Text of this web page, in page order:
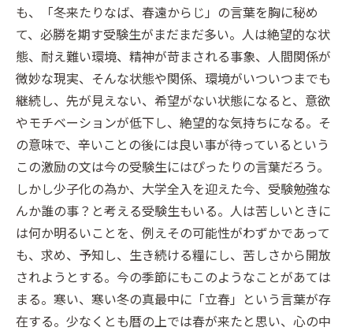
も、「冬来たりなば、春遠からじ」の言葉を胸に秘め
て、必勝を期す受験生がまだまだ多い。人は絶望的な状
態、耐え難い環境、精神が苛まされる事象、人間関係が
微妙な現実、そんな状態や関係、環境がいついつまでも
継続し、先が見えない、希望がない状態になると、意欲
やモチベーションが低下し、絶望的な気持ちになる。そ
の意味で、辛いことの後には良い事が待っているという
この激励の文は今の受験生にはぴったりの言葉だろう。
しかし少子化の為か、大学全入を迎えた今、受験勉強な
んか誰の事？と考える受験生もいる。人は苦しいときに
は何か明るいことを、例えその可能性がわずかであって
も、求め、予知し、生き続ける糧にし、苦しさから開放
されようとする。今の季節にもこのようなことがあては
まる。寒い、寒い冬の真最中に「立春」という言葉が存
在する。少なくとも暦の上では春が来たと思い、心の中